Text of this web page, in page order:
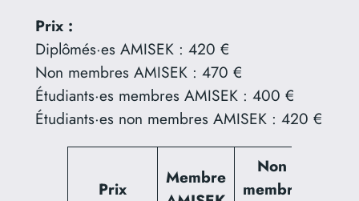
Prix :
Diplômés·es AMISEK : 420 €
Non membres AMISEK : 470 €
Étudiants·es membres AMISEK : 400 €
Étudiants·es non membres AMISEK : 420 €
Prix
Membre
Non
membre